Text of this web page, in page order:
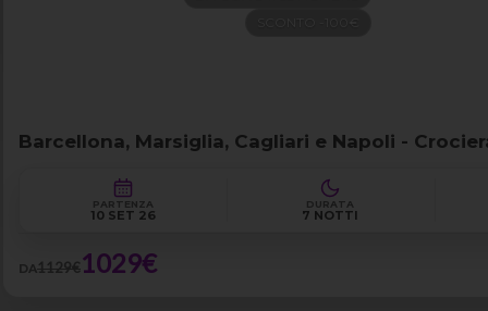
Barcellona, Marsiglia, Cagliari e Napoli -
PARTENZA
10 SET 26
DURATA
7 NOTTI
DA1129€1029€